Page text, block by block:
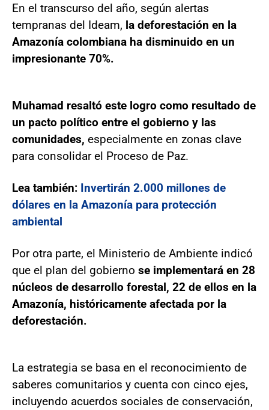
En el transcurso del año, según alertas
tempranas del Ideam, la deforestación en la
Amazonía colombiana ha disminuido en un
impresionante 70%.
Muhamad resaltó este logro como resultado de
un pacto político entre el gobierno y las
comunidades, especialmente en zonas clave
para consolidar el Proceso de Paz.
Lea también: Invertirán 2.000 millones de
dólares en la Amazonía para protección
ambiental
Por otra parte, el Ministerio de Ambiente indicó
que el plan del gobierno se implementará en 28
núcleos de desarrollo forestal, 22 de ellos en la
Amazonía, históricamente afectada por la
deforestación.
La estrategia se basa en el reconocimiento de
saberes comunitarios y cuenta con cinco ejes,
incluyendo acuerdos sociales de conservación,